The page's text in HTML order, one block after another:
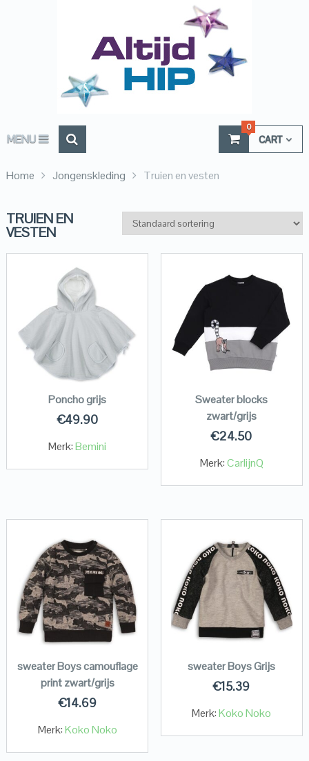
MENU CART
0
Home Jongenskleding Truien en vesten
TRUIEN EN
VESTEN
Poncho grijs
€49.90
Merk:Bemini
Sweater blocks
zwart/grijs
€24.50
Merk:CarlijnQ
sweater Boys camouflage
print zwart/grijs
€14.69
Merk:Koko Noko
sweater Boys Grijs
€15.39
Merk:Koko Noko